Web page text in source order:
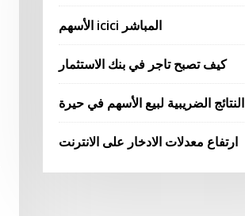
الأسهم icici المباشر
كيف تصبح تاجر في بنك الاستثمار
النتائج الضريبية لبيع الأسهم في حيرة
ارتفاع معدلات الادخار على الانترنت